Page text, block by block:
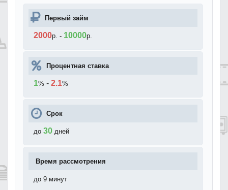
Первый займ
2000р. - 10000р.
Процентная ставка
1% - 2.1%
Срок
до 30 дней
Время рассмотрения
до 9 минут